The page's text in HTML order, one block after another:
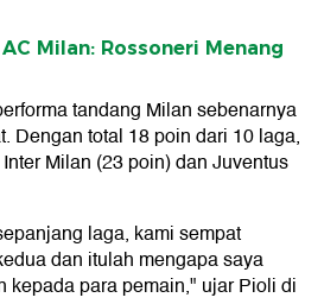
Milan: Rossoneri Menang
tandang Milan sebenarnya
Dengan total 18 poin dari 10 laga,
Milan (23 poin) dan Juventus
laga, kami sempat
dan itulah mengapa saya
kepada para pemain," ujar Pioli di